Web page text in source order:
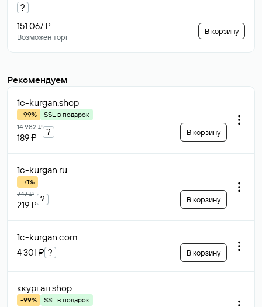
?
151 067 ₽
Возможен торг
В корзину
Рекомендуем
1c-kurgan.shop
-99%
SSL в подарок
14 982 ₽
189 ₽
? В корзину
1c-kurgan.ru
-71%
747 ₽
219 ₽
? В корзину
1c-kurgan.com
4 301 ₽ ? В корзину
ккурган.shop
-99%
SSL в подарок